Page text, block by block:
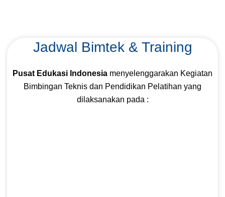
Jadwal Bimtek & Training
Pusat Edukasi Indonesia menyelenggarakan Kegiatan
Bimbingan Teknis dan Pendidikan Pelatihan yang
dilaksanakan pada :